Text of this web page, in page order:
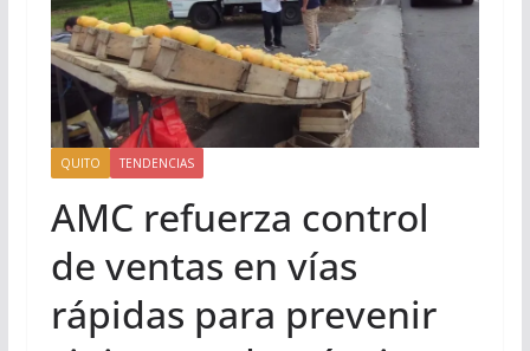
QUITO TENDENCIAS
AMC refuerza control
de ventas en vías
rápidas para prevenir